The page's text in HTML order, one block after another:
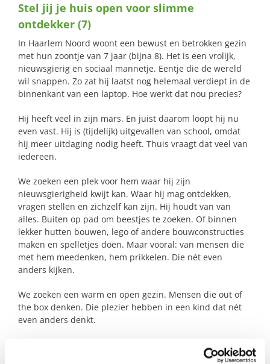
naar:
Stel jij je huis open voor slimme
ontdekker (7)
In Haarlem Noord woont een bewust en betrokken gezin
met hun zoontje van 7 jaar (bijna 8). Het is een vrolijk,
nieuwsgierig en sociaal mannetje. Eentje die de wereld
wil snappen. Zo zat hij laatst nog helemaal verdiept in de
binnenkant van een laptop. Hoe werkt dat nou precies?
Hij heeft veel in zijn mars. En juist daarom loopt hij nu
even vast. Hij is (tijdelijk) uitgevallen van school, omdat
hij meer uitdaging nodig heeft. Thuis vraagt dat veel van
iedereen.
We zoeken een plek voor hem waar hij zijn
nieuwsgierigheid kwijt kan. Waar hij mag ontdekken,
vragen stellen en zichzelf kan zijn. Hij houdt van van
alles. Buiten op pad om beestjes te zoeken. Of binnen
lekker hutten bouwen, lego of andere bouwconstructies
maken en spelletjes doen. Maar vooral: van mensen die
met hem meedenken, hem prikkelen. Die nét even
anders kijken.
We zoeken een warm en open gezin. Mensen die out of
the box denken. Die plezier hebben in een kind dat nét
even anders denkt.
Lijkt het jullie leuk om hem af en toe in het weekend mee
te nemen in jullie wereld? Dan zoeken we jullie!